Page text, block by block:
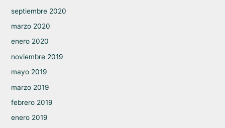
septiembre 2020
marzo 2020
enero 2020
noviembre 2019
mayo 2019
marzo 2019
febrero 2019
enero 2019